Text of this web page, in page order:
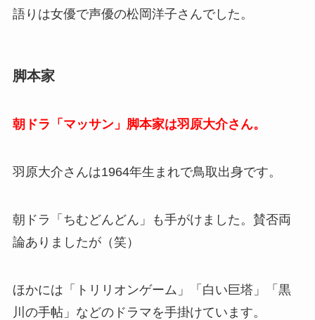
語りは女優で声優の松岡洋子さんでした。
脚本家
朝ドラ「マッサン」脚本家は羽原大介さん。
羽原大介さんは1964年生まれで鳥取出身です。
朝ドラ「ちむどんどん」も手がけました。賛否両
論ありましたが（笑）
ほかには「トリリオンゲーム」「白い巨塔」「黒
川の手帖」などのドラマを手掛けています。